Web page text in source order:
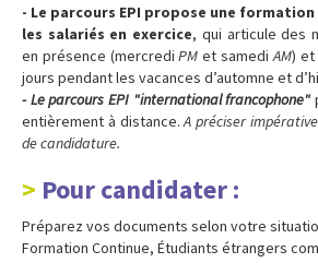
- Le parcours EPI propose une
les salariés en exercice, qui articule des
en présence (mercrediPM et samedi AM) et
jours pendant les vacances d’automne et
- Le parcours EPI "international francophone"
entièrement à distance.A préciser
de candidature.
Pour candidater :
Préparez vos documents selon votre
Formation Continue, Étudiants étrangers